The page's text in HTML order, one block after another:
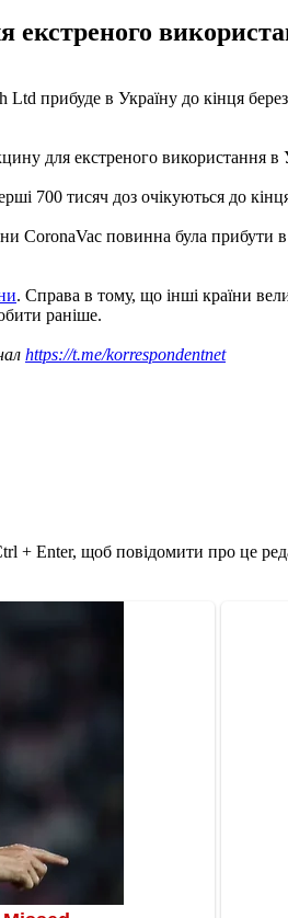
прибуде в Україну до кінця
для екстреного використання в
700 тисяч доз очікуються до
CoronaVac повинна була прибути
. Справа в тому, що інші країни
раніше.
https://t.me/korrespondentnet
+ Enter, щоб повідомити про це